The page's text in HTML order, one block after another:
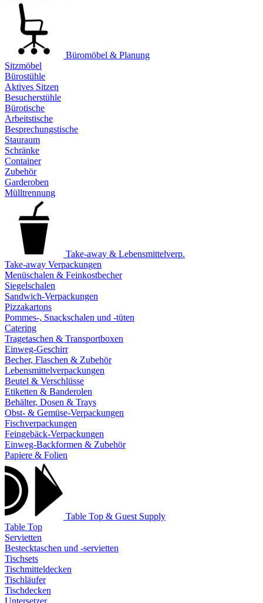
Büromöbel & Planung
Sitzmöbel
Bürostühle
Aktives Sitzen
Besucherstühle
Bürotische
Arbeitstische
Besprechungstische
Stauraum
Schränke
Container
Zubehör
Garderoben
Mülltrennung
Take-away & Lebensmittelverp.
Take-away Verpackungen
Menüschalen & Feinkostbecher
Siegelschalen
Sandwich-Verpackungen
Pizzakartons
Pommes-, Snackschalen und -tüten
Catering
Tragetaschen & Transportboxen
Einweg-Geschirr
Becher, Flaschen & Zubehör
Lebensmittelverpackungen
Beutel & Verschlüsse
Etiketten & Banderolen
Behälter, Dosen & Trays
Obst- & Gemüse-Verpackungen
Fischverpackungen
Feingebäck-Verpackungen
Einweg-Backformen & Zubehör
Papiere & Folien
Table Top & Guest Supply
Table Top
Servietten
Bestecktaschen und -servietten
Tischsets
Tischmitteldecken
Tischläufer
Tischdecken